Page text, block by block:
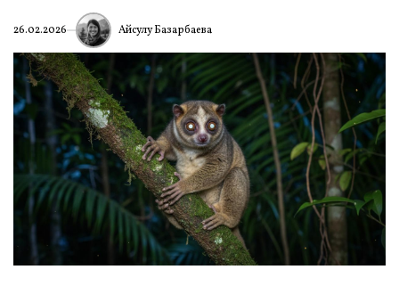
26.02.2026 Айсулу Базарбаева